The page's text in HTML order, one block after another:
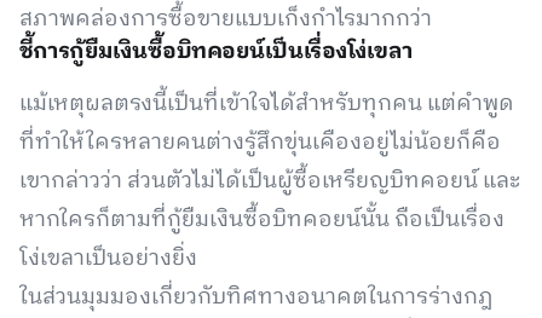
สภาพคล่องการซื้อขายแบบเก็งกำไรมากกว่า
ชี้การกู้ยืมเงินซื้อบิทคอยน์เป็นเรื่องโง่เขลา
แม้เหตุผลตรงนี้เป็นที่เข้าใจได้สำหรับทุกคน แต่คำพูด
ที่ทำให้ใครหลายคนต่างรู้สึกขุ่นเคืองอยู่ไม่น้อยก็คือ
เขากล่าวว่า ส่วนตัวไม่ได้เป็นผู้ซื้อเหรียญบิทคอยน์ และ
หากใครก็ตามที่กู้ยืมเงินซื้อบิทคอยน์นั้น ถือเป็นเรื่อง
โง่เขลาเป็นอย่างยิ่ง
ในส่วนมุมมองเกี่ยวกับทิศทางอนาคตในการร่างกฎ